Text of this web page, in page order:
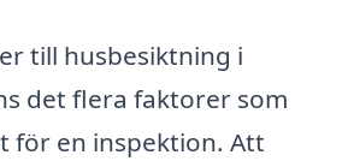
till husbesiktning i
det flera faktorer som
för en inspektion. Att